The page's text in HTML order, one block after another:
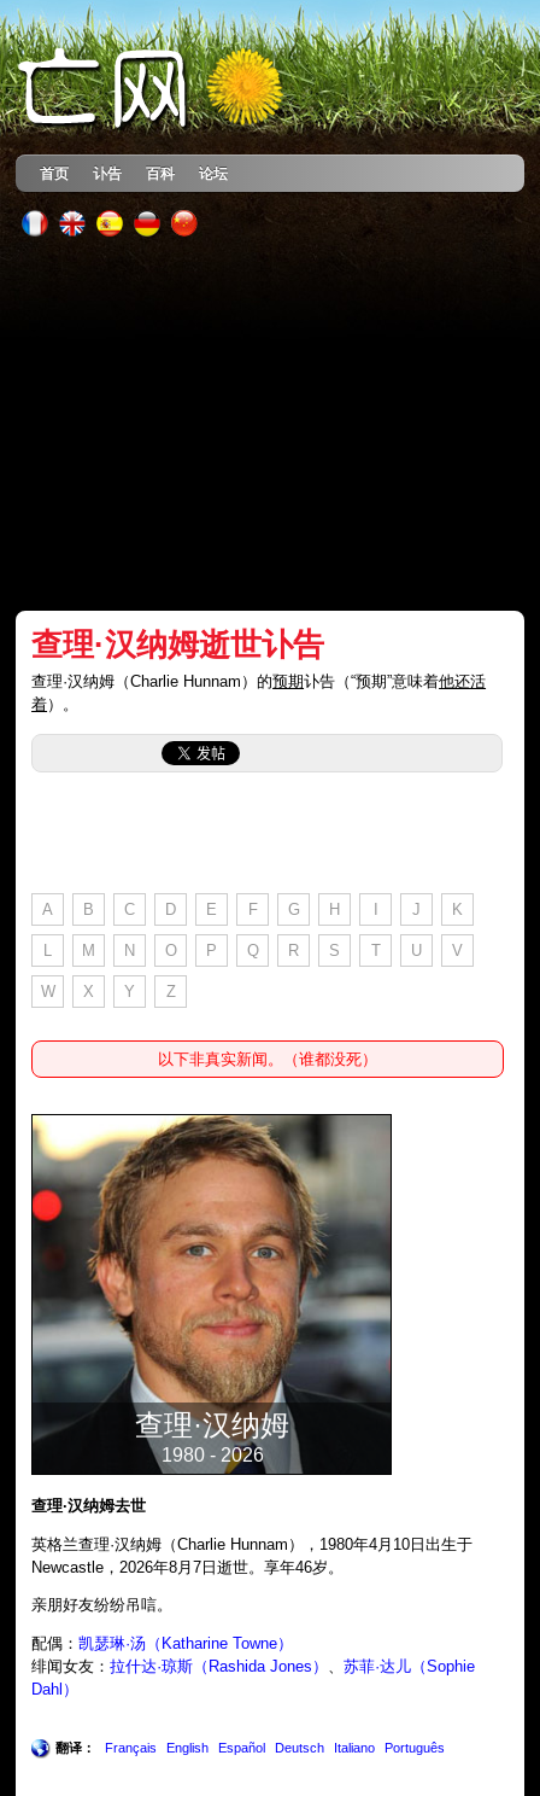
首页 讣告 百科 论坛
查理·汉纳姆逝世讣告
查理·汉纳姆（Charlie Hunnam）的预期讣告（“预期”意味着他还活
着）。
A B C D E F G H I J K
L M N O P Q R S T U V
W X Y Z
以下非真实新闻。（谁都没死）
查理·汉纳姆
1980 - 2026
查理·汉纳姆去世
英格兰查理·汉纳姆（Charlie Hunnam），1980年4月10日出生于
Newcastle，2026年8月7日逝世。享年46岁。
亲朋好友纷纷吊唁。
配偶：凯瑟琳·汤（Katharine Towne）
绯闻女友：拉什达·琼斯（Rashida Jones） 、苏菲·达儿（Sophie
Dahl）
翻译： Français English Español Deutsch Italiano Português